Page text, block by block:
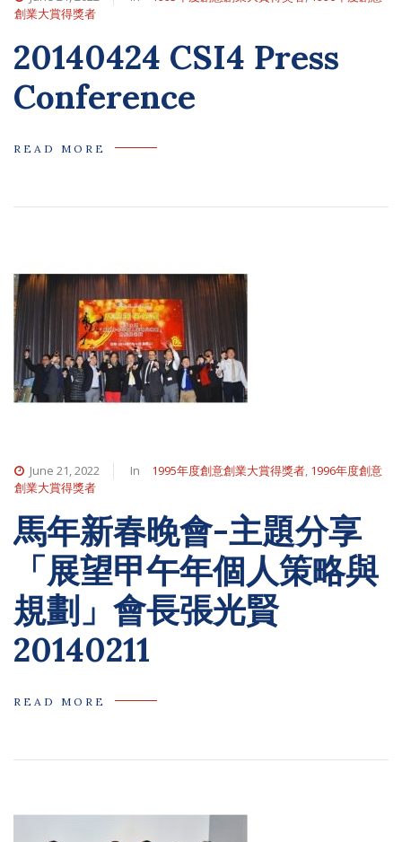
創業大賞得獎者
20140424 CSI4 Press
Conference
READ MORE
June 21, 2022 In 1995年度創意創業大賞得獎者, 1996年度創意
創業大賞得獎者
馬年新春晚會-主題分享
「展望甲午年個人策略與
規劃」會長張光賢
20140211
READ MORE